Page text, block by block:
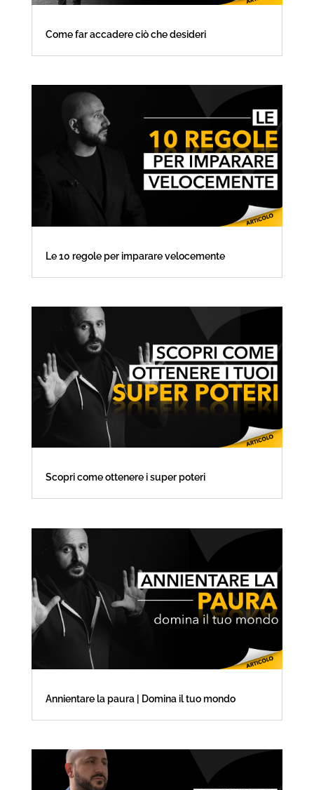
Come far accadere ciò che desideri
Le 10 regole per imparare velocemente
Scopri come ottenere i super poteri
Annientare la paura | Domina il tuo mondo